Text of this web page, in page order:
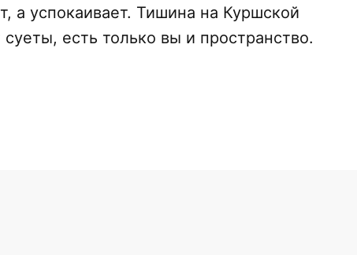
а успокаивает. Тишина на Куршской
есть только вы и пространство.